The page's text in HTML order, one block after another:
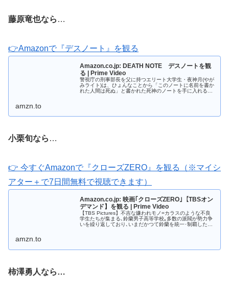
藤原竜也なら …
👉Amazonで『デスノート』を観る
Amazon.co.jp: DEATH NOTE デスノートを観
る | Prime Video
警視庁の刑事部長を父に持つエリート大学生・夜神月(やが
みライト)は、ひょんなことから「このノートに名前を書か
れた人間は死ぬ」と書かれた死神のノートを手に入れる。
amzn.to
小栗旬なら …
👉 今すぐAmazonで『クローズZERO』を観る（※マイシ
アター＋で7日間無料で視聴できます）
Amazon.co.jp: 映画｢クローズZERO｣【TBSオン
デマンド】を観る | Prime Video
【TBS Pictures】不吉な嫌われモノ=カラスのような不良
学生たちが集まる､鈴蘭男子高等学校｡多数の派閥が勢力争
いを繰り返しており､いまだかつて鈴蘭を統一･制覇したも
amzn.to
柿澤勇人なら…